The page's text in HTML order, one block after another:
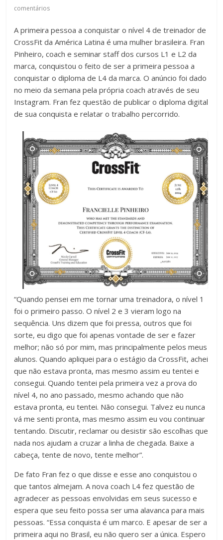
comentários
A primeira pessoa a conquistar o nível 4 de treinador de
CrossFit da América Latina é uma mulher brasileira. Fran
Pinheiro, coach e seminar staff dos cursos L1 e L2 da
marca, conquistou o feito de ser a primeira pessoa a
conquistar o diploma de L4 da marca. O anúncio foi dado
no meio da semana pela própria coach através de seu
Instagram. Fran fez questão de publicar o diploma digital
de sua conquista e relatar o trabalho percorrido.
“Quando pensei em me tornar uma treinadora, o nível 1
foi o primeiro passo. O nível 2 e 3 vieram logo na
sequência. Uns dizem que foi pressa, outros que foi
sorte, eu digo que foi apenas vontade de ser e fazer
melhor; não só por mim, mas principalmente pelos meus
alunos. Quando apliquei para o estágio da CrossFit, achei
que não estava pronta, mas mesmo assim eu tentei e
consegui. Quando tentei pela primeira vez a prova do
nível 4, no ano passado, mesmo achando que não
estava pronta, eu tentei. Não consegui. Talvez eu nunca
vá me senti pronta, mas mesmo assim eu vou continuar
tentando. Discutir, reclamar ou desistir são escolhas que
nada nos ajudam a cruzar a linha de chegada. Baixe a
cabeça, tente de novo, tente melhor”.
De fato Fran fez o que disse e esse ano conquistou o
que tantos almejam. A nova coach L4 fez questão de
agradecer as pessoas envolvidas em seus sucesso e
espera que seu feito possa ser uma alavanca para mais
pessoas. “Essa conquista é um marco. E apesar de ser a
primeira aqui no Brasil, eu não quero ser a única. Espero